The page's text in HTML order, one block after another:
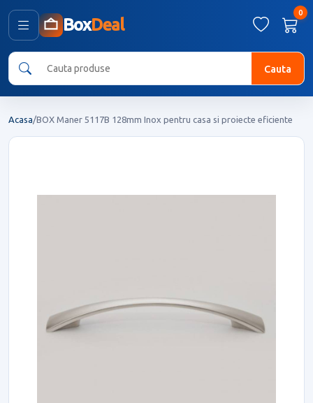
BoxDeal
0
Cauta
Acasa/BOX Maner 5117B 128mm Inox pentru casa si proiecte eficiente